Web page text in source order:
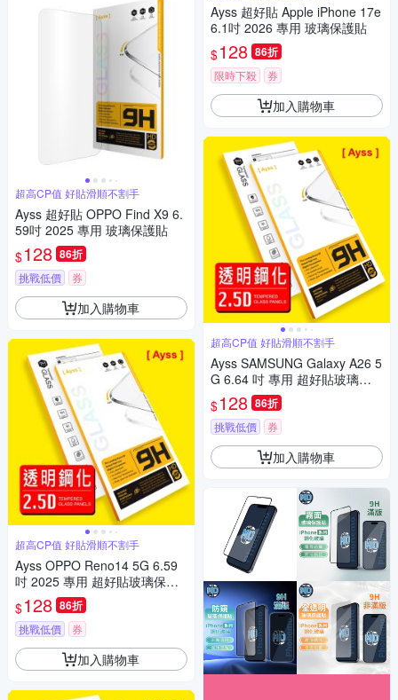
超高CP值 好貼滑順不割手
Ayss 超好貼 OPPO Find X9 6.
59吋 2025 專用 玻璃保護貼
$128 86折
挑戰低價 券
加入購物車
超高CP值 好貼滑順不割手
Ayss OPPO Reno14 5G 6.59
吋 2025 專用 超好貼玻璃保護
貼
$128 86折
挑戰低價 券
加入購物車
Ayss 超好貼 Apple iPhone 17e
6.1吋 2026 專用 玻璃保護貼
$128 86折
限時下殺 券
加入購物車
超高CP值 好貼滑順不割手
Ayss SAMSUNG Galaxy A26 5
G 6.64 吋 專用 超好貼玻璃保
護貼
$128 86折
挑戰低價 券
加入購物車